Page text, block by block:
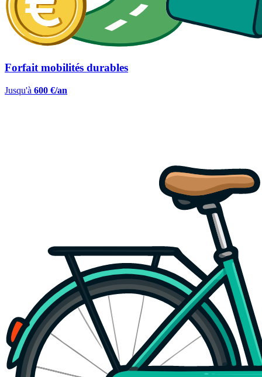
Forfait mobilités durables
Jusqu'à 600 €/an